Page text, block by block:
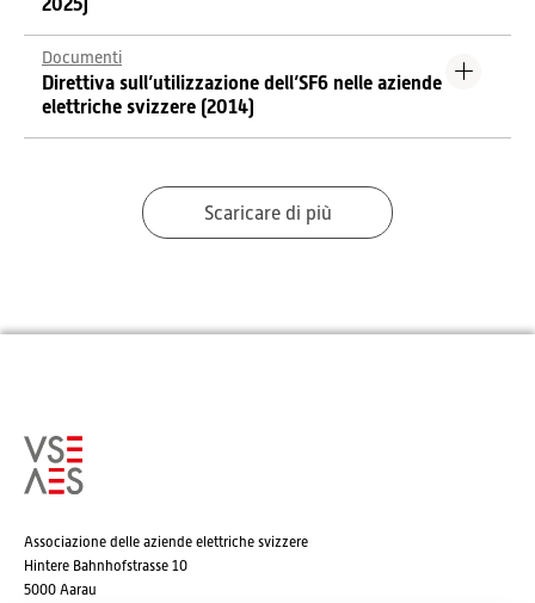
Documenti
Direttiva sull’utilizzazione dell’SF6 nelle aziende
elettriche svizzere (2014)
Scaricare di più
Associazione delle aziende elettriche svizzere
Hintere Bahnhofstrasse 10
5000 Aarau